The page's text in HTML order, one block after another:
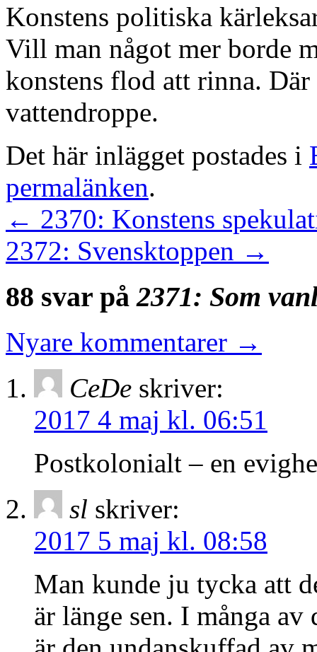
Konstens politiska
Vill man något mer borde
konstens flod att rinna.
vattendroppe.
Det här inlägget postades i
permalänken.
← 2370: Konstens
2372: Svensktoppen →
88 svar på2371: Som
Nyare kommentarer →
CeDe skriver:
2017 4 maj kl. 06:51
Postkolonialt – en
sl skriver:
2017 5 maj kl. 08:58
Man kunde ju tycka att
är länge sen. I många